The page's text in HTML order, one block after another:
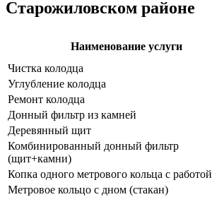
Старожиловском районе
Наименование услуги
Чистка колодца
Углубление колодца
Ремонт колодца
Донный фильтр из камней
Деревянный щит
Комбинированный донный фильтр
(щит+камни)
Копка одного метрового кольца с работой
Метровое кольцо с дном (стакан)